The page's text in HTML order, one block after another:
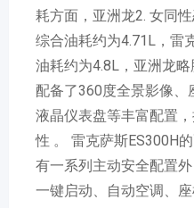
耗方面，亚洲龙2. 女同
综合油耗约为4.71L，雷
油耗约为4.8L，亚洲龙
配备了360度全景影像、
液晶仪表盘等丰富配置
性 。 雷克萨斯ES300H
有一系列主动安全配置
一键启动、自动空调、